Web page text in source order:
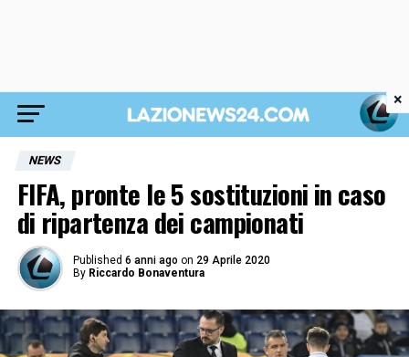
NEWS
FIFA, pronte le 5 sostituzioni in caso
di ripartenza dei campionati
Published 6 anni ago on 29 Aprile 2020
By Riccardo Bonaventura
×